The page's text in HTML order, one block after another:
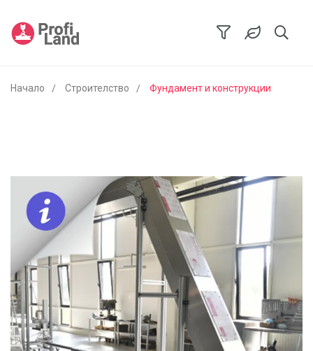
Начало Строителство Фундамент и конструкции